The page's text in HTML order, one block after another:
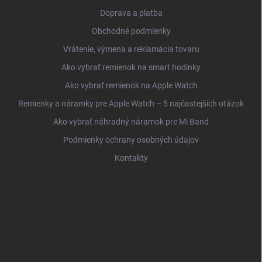
Doprava a platba
Obchodné podmienky
Vrátenie, výmena a reklamácia tovaru
Ako vybrať remienok na smart hodinky
Ako vybrať remienok na Apple Watch
Remienky a náramky pre Apple Watch – 5 najčastejších otázok
Ako vybrať náhradný náramok pre Mi Band
Podmienky ochrany osobných údajov
Kontakty